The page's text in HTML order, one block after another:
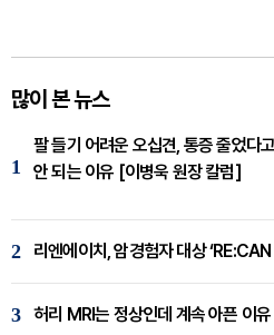
많이 본 뉴스
1
팔 들기 어려운 오십견, 통증 줄었다
안 되는 이유 [이병욱 원장 칼럼]
2 리엔에이치, 암경험자 대상 ‘RE:CAN
3 허리 MRI는 정상인데 계속 아픈 이